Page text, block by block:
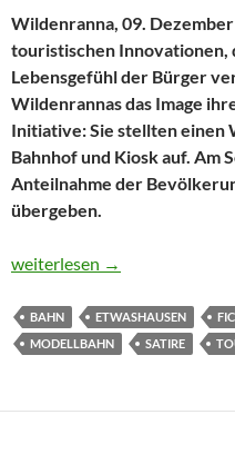
Wildenranna, 09.
touristischen Innovationen,
Lebensgefühl der Bürger
Wildenrannas das Image
Initiative: Sie stellten einen
Bahnhof und Kiosk auf. Am
Anteilnahme der
übergeben.
Weihnachtsbaum gegen
weiterlesen →
BAHN ETWASHAUSEN
MODELLBAHN
SATIRE